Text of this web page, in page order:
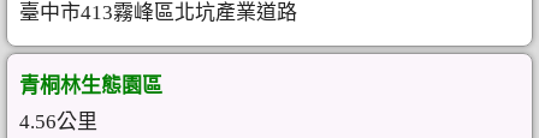
臺中市413霧峰區北坑產業道路
青桐林生態園區
4.56公里